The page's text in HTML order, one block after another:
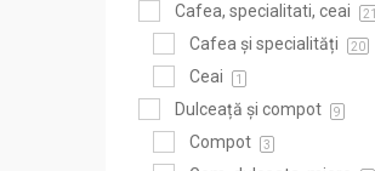
Cafea, specialitati, ceai 21
Cafea și specialități 20
Ceai 1
Dulceață și compot 9
Compot 3